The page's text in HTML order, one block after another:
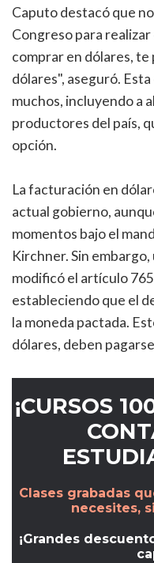
Caputo destacó que
Congreso para
comprar en dólares,
dólares", aseguró.
muchos, incluyendo a
productores del país,
opción.
La facturación en
actual gobierno,
momentos bajo el
Kirchner. Sin
modificó el artículo
estableciendo que el
la moneda pactada.
dólares, deben
¡CURSOS
Clases grabadas
necesites,
¡Grandes